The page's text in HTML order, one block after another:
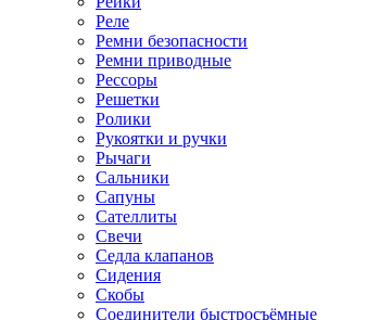
Реле
Ремни безопасности
Ремни приводные
Рессоры
Решетки
Ролики
Рукоятки и ручки
Рычаги
Сальники
Сапуны
Сателлиты
Свечи
Седла клапанов
Сидения
Скобы
Соединители быстросъёмные